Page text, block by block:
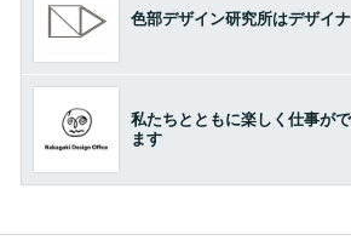
色部デザイン研究所はデザイ
私たちとともに楽しく仕事が
ます